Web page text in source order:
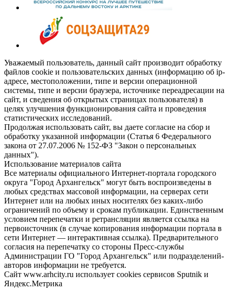
Уважаемый пользователь, данный сайт производит обработку
файлов cookie и пользовательских данных (информацию об ip-
адресе, местоположении, типе и версии операционной
системы, типе и версии браузера, источнике переадресации на
сайт, и сведения об открытых страницах пользователя) в
целях улучшения функционирования сайта и проведения
статистических исследований.
Продолжая использовать сайт, вы даете согласие на сбор и
обработку указанной информации (Статья 6 Федерального
закона от 27.07.2006 № 152-ФЗ "Закон о персональных
данных").
Использование материалов сайта
Все материалы официального Интернет-портала городского
округа "Город Архангельск" могут быть воспроизведены в
любых средствах массовой информации, на серверах сети
Интернет или на любых иных носителях без каких-либо
ограничений по объему и срокам публикации. Единственным
условием перепечатки и ретрансляции является ссылка на
первоисточник (в случае копирования информации портала в
сети Интернет — интерактивная ссылка). Предварительного
согласия на перепечатку со стороны Пресс-службы
Администрации ГО "Город Архангельск" или подразделений-
авторов информации не требуется.
Сайт www.arhcity.ru использует cookies сервисов Sputnik и
Яндекс.Метрика